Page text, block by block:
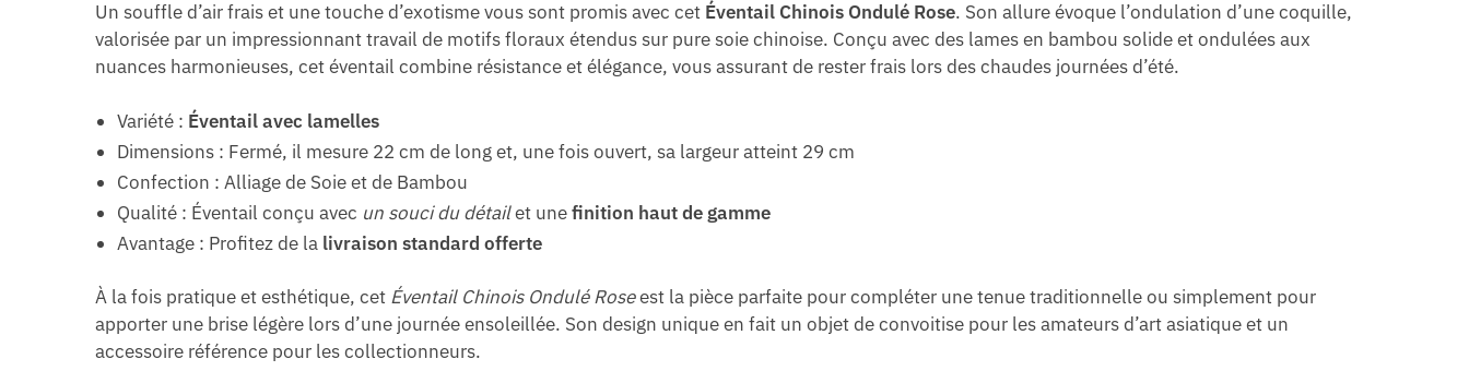
Un souffle d’air frais et une touche d’exotisme vous sont promis avec cet Éventail Chinois Ondulé Rose. Son allure évoque l’ondulation d’une coquille,
valorisée par un impressionnant travail de motifs floraux étendus sur pure soie chinoise. Conçu avec des lames en bambou solide et ondulées aux
nuances harmonieuses, cet éventail combine résistance et élégance, vous assurant de rester frais lors des chaudes journées d’été.
Variété : Éventail avec lamelles
Dimensions : Fermé, il mesure 22 cm de long et, une fois ouvert, sa largeur atteint 29 cm
Confection : Alliage de Soie et de Bambou
Qualité : Éventail conçu avec un souci du détailet unefinition haut de gamme
Avantage : Profitez de la livraison standard offerte
À la fois pratique et esthétique, cet Éventail Chinois Ondulé Roseest la pièce parfaite pour compléter une tenue traditionnelle ou simplement pour
apporter une brise légère lors d’une journée ensoleillée. Son design unique en fait un objet de convoitise pour les amateurs d’art asiatique et un
accessoire référence pour les collectionneurs.